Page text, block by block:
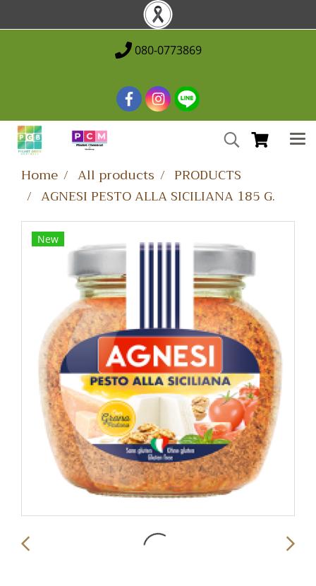
080-0773869
Home All products
PRODUCTS
AGNESI PESTO ALLA SICILIANA 185 G.
New